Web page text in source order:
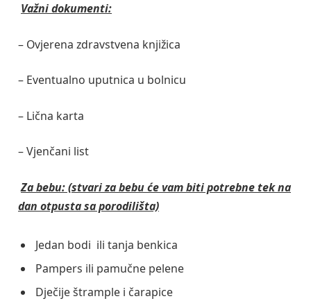
Važni dokumenti:
– Ovjerena zdravstvena knjižica
– Eventualno uputnica u bolnicu
– Lična karta
– Vjenčani list
Za bebu: (stvari za bebu će vam biti potrebne tek na
dan otpusta sa porodilišta)
Jedan bodi ili tanja benkica
Pampers ili pamučne pelene
Dječije štrample i čarapice